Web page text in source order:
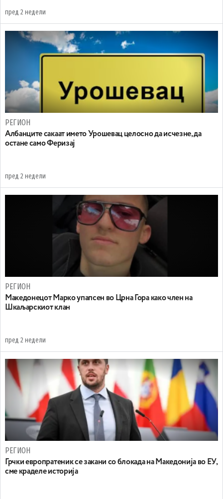
пред 2 недели
РЕГИОН
Aлбанците сакаат името Урошевац целосно да исчезне, да
остане само Феризај
пред 2 недели
РЕГИОН
Maкедонецот Марко упапсен во Црна Гора како член на
Шкаљарскиот клан
пред 2 недели
РЕГИОН
Грчки европратеник се закани со блокада на Македонија во ЕУ,
сме краделе историја